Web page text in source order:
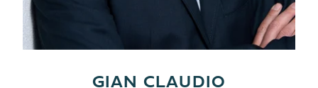
GIAN CLAUDIO